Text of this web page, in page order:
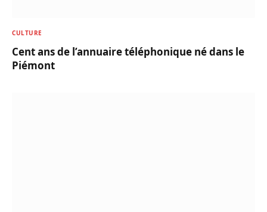
CULTURE
Cent ans de l’annuaire téléphonique né dans le
Piémont